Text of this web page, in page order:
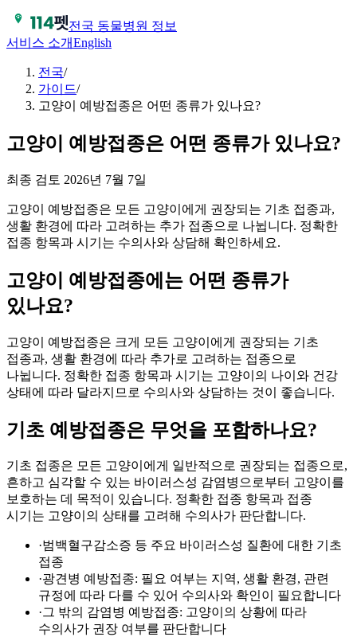
전국 동물병원 정보
서비스 소개English
전국/
가이드/
고양이 예방접종은 어떤 종류가 있나요?
고양이 예방접종은 어떤 종류가 있나요?
최종 검토 2026년 7월 7일
고양이 예방접종은 모든 고양이에게 권장되는 기초 접종과,
생활 환경에 따라 고려하는 추가 접종으로 나뉩니다. 정확한
접종 항목과 시기는 수의사와 상담해 확인하세요.
고양이 예방접종에는 어떤 종류가
있나요?
고양이 예방접종은 크게 모든 고양이에게 권장되는 기초
접종과, 생활 환경에 따라 추가로 고려하는 접종으로
나뉩니다. 정확한 접종 항목과 시기는 고양이의 나이와 건강
상태에 따라 달라지므로 수의사와 상담하는 것이 좋습니다.
기초 예방접종은 무엇을 포함하나요?
기초 접종은 모든 고양이에게 일반적으로 권장되는 접종으로,
흔하고 심각할 수 있는 바이러스성 감염병으로부터 고양이를
보호하는 데 목적이 있습니다. 정확한 접종 항목과 접종
시기는 고양이의 상태를 고려해 수의사가 판단합니다.
·범백혈구감소증 등 주요 바이러스성 질환에 대한 기초
접종
·광견병 예방접종: 필요 여부는 지역, 생활 환경, 관련
규정에 따라 다를 수 있어 수의사와 확인이 필요합니다
·그 밖의 감염병 예방접종: 고양이의 상황에 따라
수의사가 권장 여부를 판단합니다